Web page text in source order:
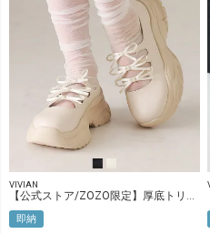
VIVIAN
【公式ストア/ZOZO限定】厚底トリプルリボンスニーカー
即納